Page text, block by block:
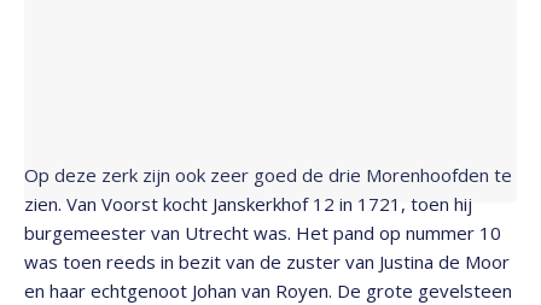
Op deze zerk zijn ook zeer goed de drie Morenhoofden te
zien. Van Voorst kocht Janskerkhof 12 in 1721, toen hij
burgemeester van Utrecht was. Het pand op nummer 10
was toen reeds in bezit van de zuster van Justina de Moor
en haar echtgenoot Johan van Royen. De grote gevelsteen